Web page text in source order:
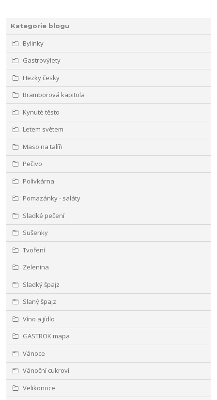
Kategorie blogu
Bylinky
Gastrovýlety
Hezky česky
Bramborová kapitola
Kynuté těsto
Letem světem
Maso na talíři
Pečivo
Polívkárna
Pomazánky - saláty
Sladké pečení
Sušenky
Tvoření
Zelenina
Sladký špajz
Slaný špajz
Víno a jídlo
GASTROK mapa
Vánoce
Vánoční cukroví
Velikonoce